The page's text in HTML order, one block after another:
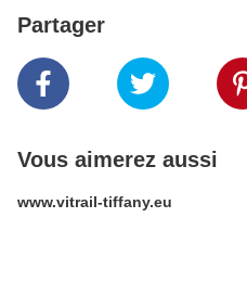
Partager
Vous aimerez aussi
www.vitrail-tiffany.eu